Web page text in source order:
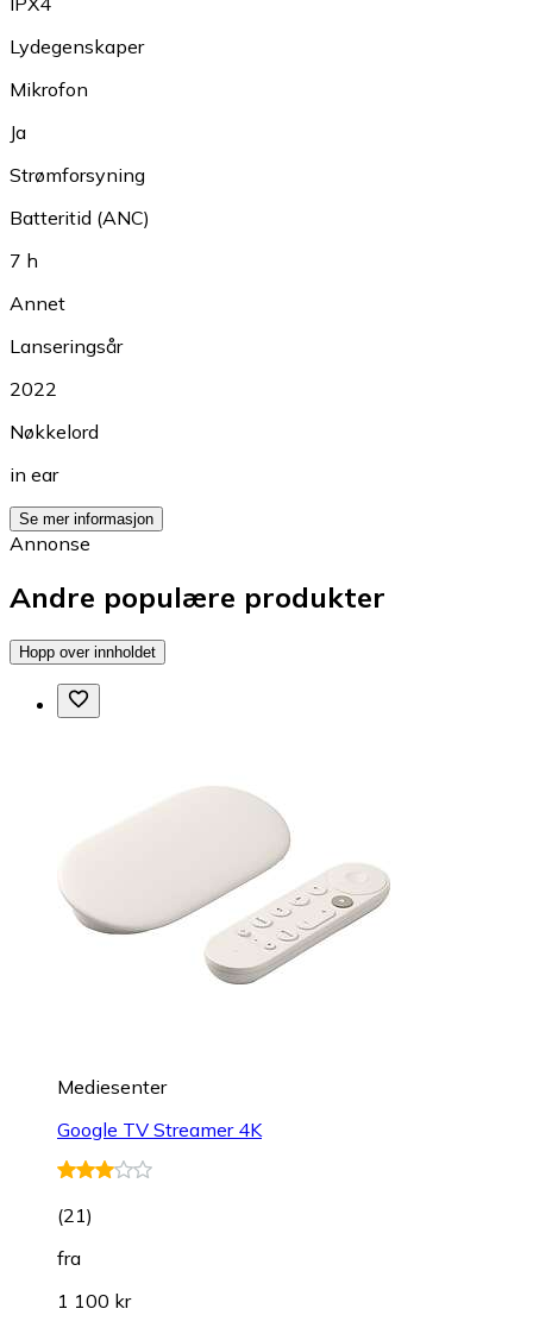
Lydegenskaper
Mikrofon
Ja
Strømforsyning
Batteritid (ANC)
7 h
Annet
Lanseringsår
2022
Nøkkelord
in ear
Se mer informasjon
Annonse
Andre populære produkter
Hopp over innholdet
Mediesenter
Google TV Streamer 4K
(21)
fra
1 100 kr